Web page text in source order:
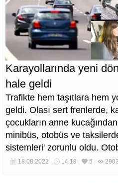
Karayollarında yeni
hale geldi
Trafikte hem taşıtlara hem
geldi. Olası sert frenlerde,
çocukların anne kucağından
minibüs, otobüs ve
sistemleri' zorunlu oldu.
yolcular emniyet kemeri
18.08.2022 14:19 5 2903